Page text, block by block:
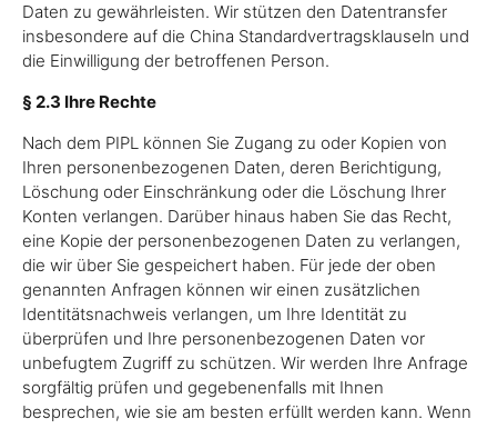
Daten zu gewährleisten. Wir stützen den Datentransfer
insbesondere auf die China Standardvertragsklauseln und
die Einwilligung der betroffenen Person.
§ 2.3 Ihre Rechte
Nach dem PIPL können Sie Zugang zu oder Kopien von
Ihren personenbezogenen Daten, deren Berichtigung,
Löschung oder Einschränkung oder die Löschung Ihrer
Konten verlangen. Darüber hinaus haben Sie das Recht,
eine Kopie der personenbezogenen Daten zu verlangen,
die wir über Sie gespeichert haben. Für jede der oben
genannten Anfragen können wir einen zusätzlichen
Identitätsnachweis verlangen, um Ihre Identität zu
überprüfen und Ihre personenbezogenen Daten vor
unbefugtem Zugriff zu schützen. Wir werden Ihre Anfrage
sorgfältig prüfen und gegebenenfalls mit Ihnen
besprechen, wie sie am besten erfüllt werden kann. Wenn